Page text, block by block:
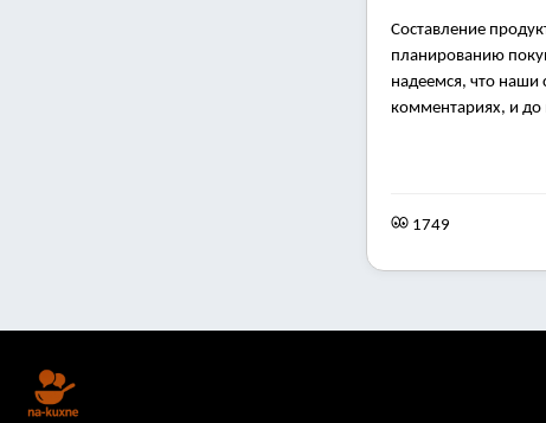
Составление
планированию
надеемся, что наши
комментариях, и до
1749